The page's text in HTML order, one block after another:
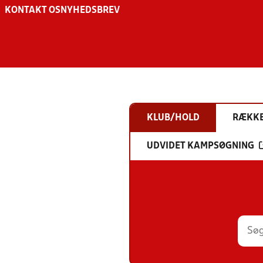
KONTAKT OS NYHEDSBREV
KLUB/HOLD
UDVIDET KAMPSØGNING